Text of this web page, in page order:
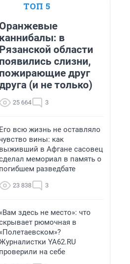
ТОП 5
каннибалы: в
Рязанской области
появились слизни,
пожирающие друг
(и не только)
25 664 3
Его всю жизнь не оставляло
вины: как
выживший в Афгане сасовец
мемориал в память о
погибшем разведбате
23 838 3
«Вам здесь не место»: что
рюмочная в
«Полетаевском»?
YA62.RU
проверили на себе